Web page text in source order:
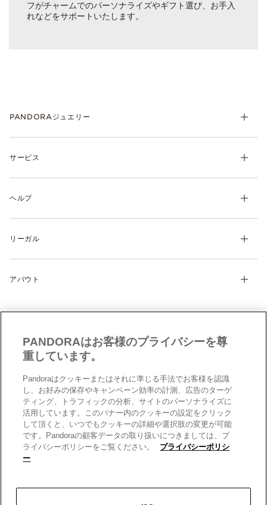
フがチャームでのパーソナライズやギフト選び、お手入
れなどをサポートいたします。
PANDORAジュエリー
ブレスレット
リング
サービス
注文履歴
ウィッシュリスト
ヘルプ
配送について
返品・交換について
リーガル
特定商取引に関する法律に基づく表示
クッキーポリシー
データ保護フォーム（英文）
現代奴隷法への対応（英文）
男女間の賃金格差レポート（英文）
アバウト
店舗検索
採用情報
日本 日本
© 2026 Pandora Inc. All rights reserved.
PANDORAはお客様のプライバシーを尊
重しています。
Pandoraはクッキーまたはそれに準じる手法でお客様を認識
し、お好みの保存やキャンペーン効率の計測、広告のターゲ
ティング、トラフィックの分析、サイトのパーソナライズに
活用しています。このバナー内のクッキーの設定をクリック
して頂くと、いつでもクッキーの詳細や選択肢の変更が可能
です。Pandoraの顧客データの取り扱いにつきましては、プ
ライバシーポリシーをご覧ください。
プライバシーポリシ
ー